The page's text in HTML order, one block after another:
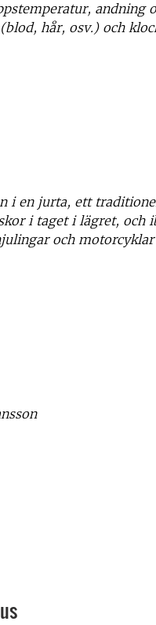
andning
hår, osv.) och
i en jurta, ett
i taget i lägret, och
och